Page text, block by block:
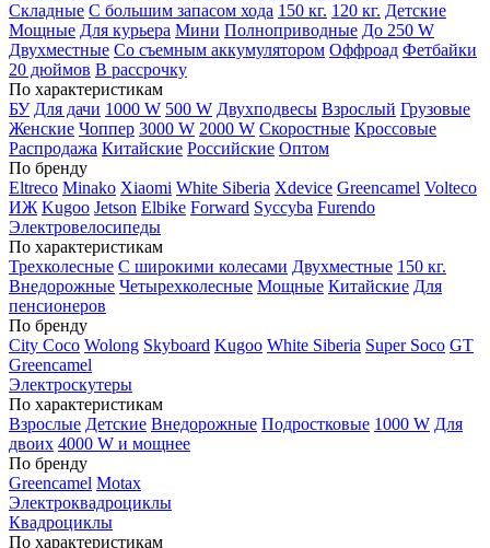
Складные С большим запасом хода 150 кг. 120 кг. Детские
Мощные Для курьера Мини Полноприводные До 250 W
Двухместные Со съемным аккумулятором Оффроад Фетбайки
20 дюймов В рассрочку
По характеристикам
БУ Для дачи 1000 W 500 W Двухподвесы Взрослый Грузовые
Женские Чоппер 3000 W 2000 W Скоростные Кроссовые
Распродажа Китайские Российские Оптом
По бренду
Eltreco Minako Xiaomi White Siberia Xdevice Greencamel Volteco
ИЖ Kugoo Jetson Elbike Forward Syccyba Furendo
Электровелосипеды
По характеристикам
Трехколесные С широкими колесами Двухместные 150 кг.
Внедорожные Четырехколесные Мощные Китайские Для
пенсионеров
По бренду
City Coco Wolong Skyboard Kugoo White Siberia Super Soco GT
Greencamel
Электроскутеры
По характеристикам
Взрослые Детские Внедорожные Подростковые 1000 W Для
двоих 4000 W и мощнее
По бренду
Greencamel Motax
Электроквадроциклы
Квадроциклы
По характеристикам